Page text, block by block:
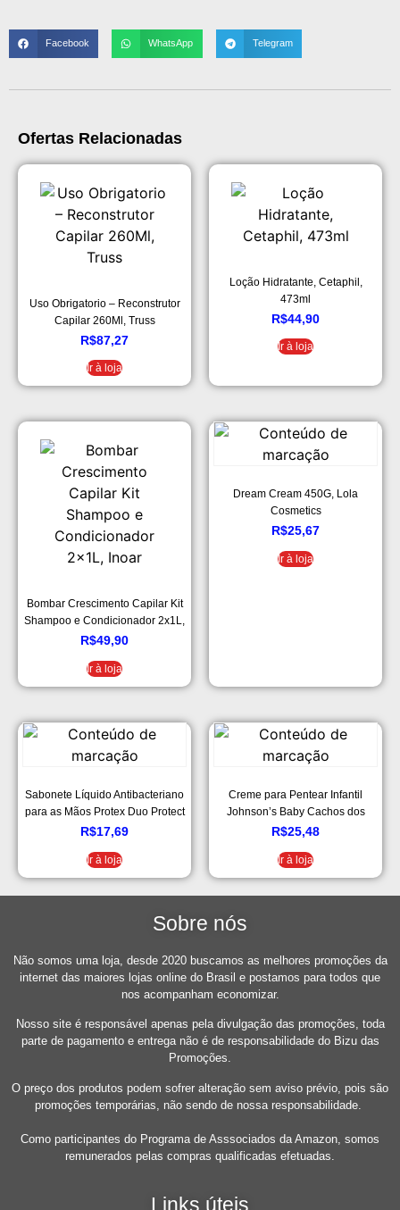
Facebook WhatsApp Telegram
Ofertas Relacionadas
Uso Obrigatorio – Reconstrutor
Capilar 260Ml, Truss
R$87,27
Ir à loja
Loção Hidratante, Cetaphil,
473ml
R$44,90
Ir à loja
Bombar Crescimento Capilar Kit
Shampoo e Condicionador 2x1L,
Inoar
R$49,90
Ir à loja
Dream Cream 450G, Lola
Cosmetics
R$25,67
Ir à loja
Sabonete Líquido Antibacteriano
para as Mãos Protex Duo Protect
Duo Protect 400ml
R$17,69
Ir à loja
Creme para Pentear Infantil
Johnson’s Baby Cachos dos
Sonhos 200ml
R$25,48
Ir à loja
Sobre nós
Não somos uma loja, desde 2020 buscamos as melhores promoções da
internet das maiores lojas online do Brasil e postamos para todos que
nos acompanham economizar.
Nosso site é responsável apenas pela divulgação das promoções, toda
parte de pagamento e entrega não é de responsabilidade do Bizu das
Promoções.
O preço dos produtos podem sofrer alteração sem aviso prévio, pois são
promoções temporárias, não sendo de nossa responsabilidade.
Como participantes do Programa de Asssociados da Amazon, somos
remunerados pelas compras qualificadas efetuadas.
Links úteis